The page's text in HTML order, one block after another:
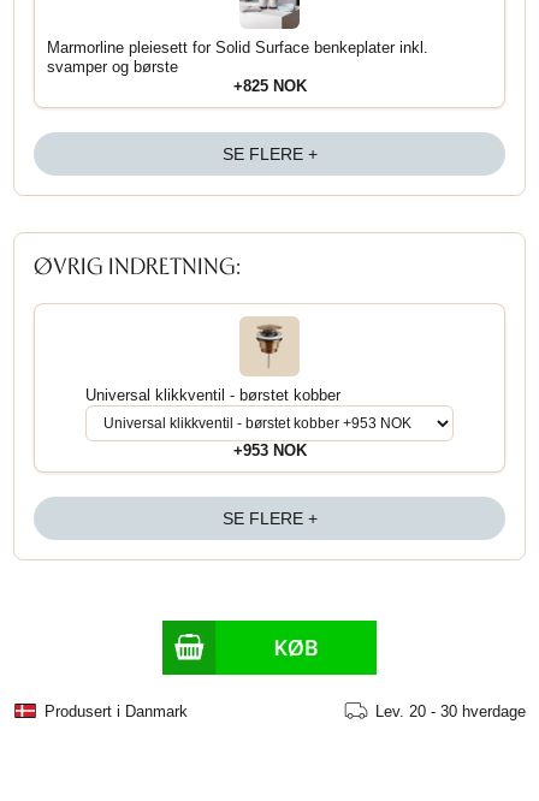
Marmorline pleiesett for Solid Surface benkeplater inkl.
svamper og børste
+825 NOK
SE FLERE +
ØVRIG INDRETNING:
Universal klikkventil - børstet kobber
+953 NOK
SE FLERE +
Produsert i Danmark Lev. 20 - 30 hverdage